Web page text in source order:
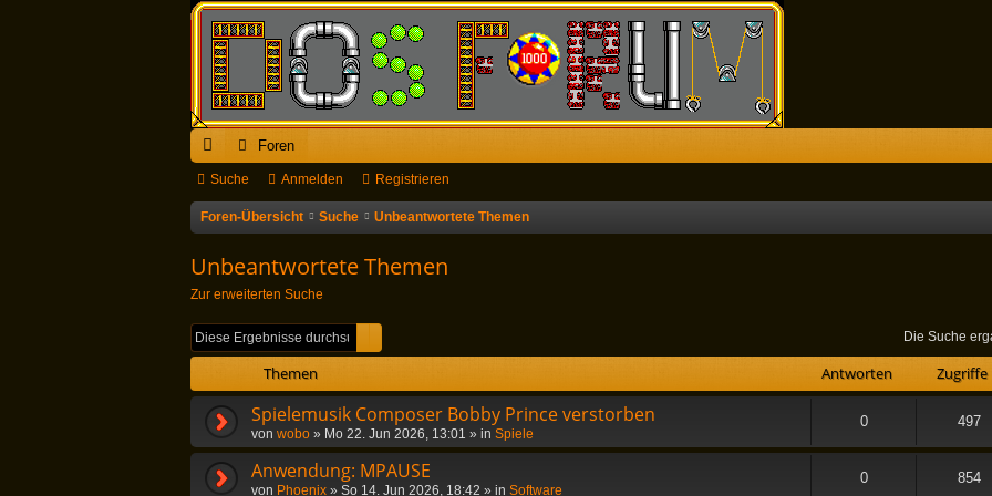
ch
ne
Foren
Suche Anmelden Registrieren
Foren-Übersicht Suche Unbeantwortete Themen
Unbeantwortete Themen
Zur erweiterten Suche
Die Suche
Themen Antworten Zugriffe
Spielemusik Composer Bobby Prince verstorben
von wobo » Mo 22. Jun 2026, 13:01 » in Spiele
0 497
Anwendung: MPAUSE
von Phoenix » So 14. Jun 2026, 18:42 » in Software
0 854